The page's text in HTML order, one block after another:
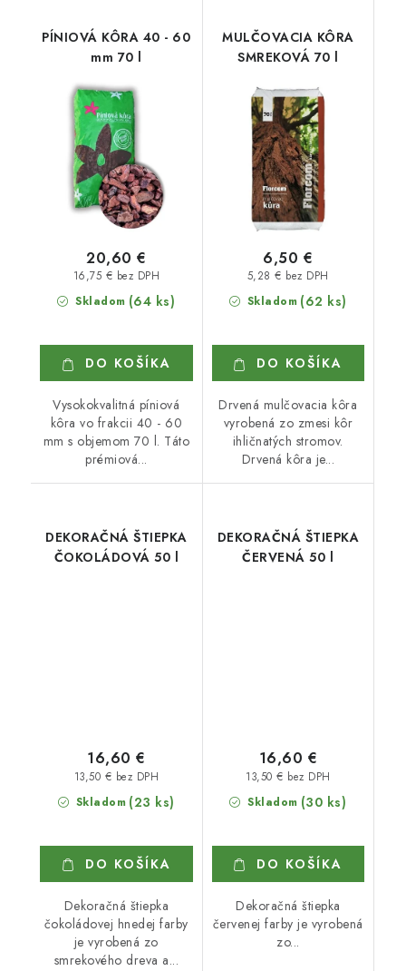
PÍNIOVÁ KÔRA 40 - 60
mm 70 l
Skladom (64 ks)
16,75 € bez DPH
20,60 €
DO KOŠÍKA
Vysokokvalitná píniová
kôra vo frakcii 40 - 60
mm s objemom 70 l. Táto
prémiová...
MULČOVACIA KÔRA
SMREKOVÁ 70 l
Skladom (62 ks)
5,28 € bez DPH
6,50 €
DO KOŠÍKA
Drvená mulčovacia kôra
vyrobená zo zmesi kôr
ihličnatých stromov.
Drvená kôra je...
DEKORAČNÁ ŠTIEPKA
ČOKOLÁDOVÁ 50 l
Skladom (23 ks)
13,50 € bez DPH
16,60 €
DO KOŠÍKA
Dekoračná štiepka
čokoládovej hnedej farby
je vyrobená zo
smrekového dreva a...
DEKORAČNÁ ŠTIEPKA
ČERVENÁ 50 l
Skladom (30 ks)
13,50 € bez DPH
16,60 €
DO KOŠÍKA
Dekoračná štiepka
červenej farby je vyrobená
zo...